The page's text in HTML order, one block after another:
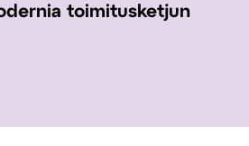
toimitusketjun